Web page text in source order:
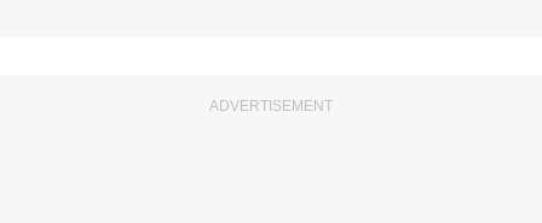
ADVERTISEMENT